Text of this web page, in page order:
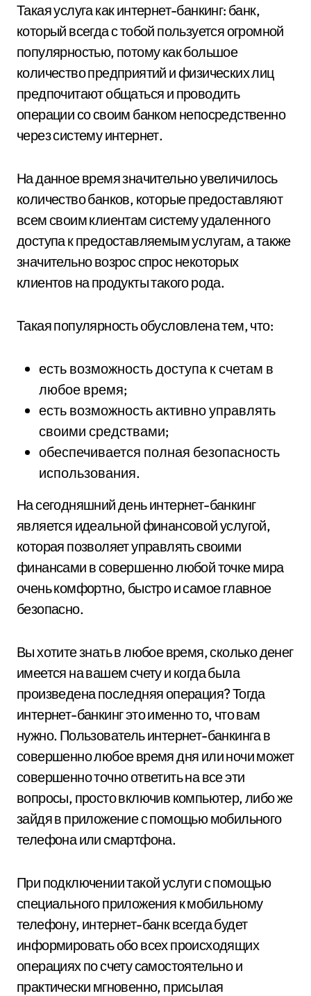
Такая услуга как интернет-банкинг: банк,
который всегда с тобой пользуется огромной
популярностью, потому как большое
количество предприятий и физических лиц
предпочитают общаться и проводить
операции со своим банком непосредственно
через систему интернет.
На данное время значительно увеличилось
количество банков, которые предоставляют
всем своим клиентам систему удаленного
доступа к предоставляемым услугам, а также
значительно возрос спрос некоторых
клиентов на продукты такого рода.
Такая популярность обусловлена тем, что:
есть возможность доступа к счетам в
любое время;
есть возможность активно управлять
своими средствами;
обеспечивается полная безопасность
использования.
На сегодняшний день интернет-банкинг
является идеальной финансовой услугой,
которая позволяет управлять своими
финансами в совершенно любой точке мира
очень комфортно, быстро и самое главное
безопасно.
Вы хотите знать в любое время, сколько денег
имеется на вашем счету и когда была
произведена последняя операция? Тогда
интернет-банкинг это именно то, что вам
нужно. Пользователь интернет-банкинга в
совершенно любое время дня или ночи может
совершенно точно ответить на все эти
вопросы, просто включив компьютер, либо же
зайдя в приложение с помощью мобильного
телефона или смартфона.
При подключении такой услуги с помощью
специального приложения к мобильному
телефону, интернет-банк всегда будет
информировать обо всех происходящих
операциях по счету самостоятельно и
практически мгновенно, присылая